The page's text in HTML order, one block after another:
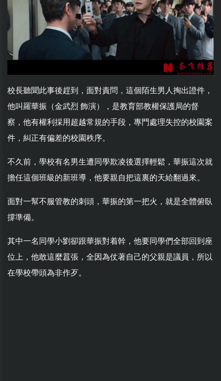
校長聽聞此事後趕到，面對責問，這個陌生男人掏出證件，
他叫羅華振（金武烈 飾演），是教育部教權保護局的督
察，他有權利採用超越常規的手段，專門處理失控的校園案
件，糾正有偏差的校園秩序。
不久前，學校有名男生遭同學欺凌後選擇輕鬆，華振這次就
擔任這個班級的新班導，他要親自把這裏的天給翻過來。
面對一幫不服管教的刺頭，華振的第一把火，就是全體俯臥
撐準備。
其中一名同學小劉卻跟華振對着幹，他要同學們全部回到座
位上，他敢這麼囂張，全因為仗著自己的父親是議員，所以
在學校帶頭為非作歹。